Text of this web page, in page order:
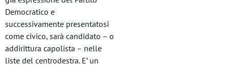
Democratico e
successivamente presentatosi
come civico, sarà candidato – o
addirittura capolista – nelle
liste del centrodestra. E’ un